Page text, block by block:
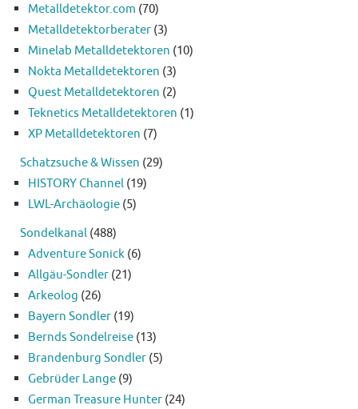
Metalldetektor.com (70)
Metalldetektorberater (3)
Minelab Metalldetektoren (10)
Nokta Metalldetektoren (3)
Quest Metalldetektoren (2)
Teknetics Metalldetektoren (1)
XP Metalldetektoren (7)
Schatzsuche & Wissen (29)
HISTORY Channel (19)
LWL-Archäologie (5)
Sondelkanal (488)
Adventure Sonick (6)
Allgäu-Sondler (21)
Arkeolog (26)
Bayern Sondler (19)
Bernds Sondelreise (13)
Brandenburg Sondler (5)
Gebrüder Lange (9)
German Treasure Hunter (24)